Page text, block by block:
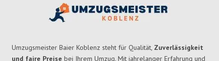
Umzugsmeister Baier Koblenz steht für Qualität, Zuverlässigkeit
und faire Preise bei Ihrem Umzug. Mit jahrelanger Erfahrung und